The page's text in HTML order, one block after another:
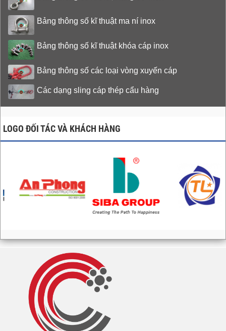
Bảng thông số kĩ thuật ma ní inox
Bảng thông số kĩ thuật khóa cáp inox
Bảng thông số các loại vòng xuyến cáp
Các dạng sling cáp thép cẩu hàng
LOGO ĐỐI TÁC VÀ KHÁCH HÀNG